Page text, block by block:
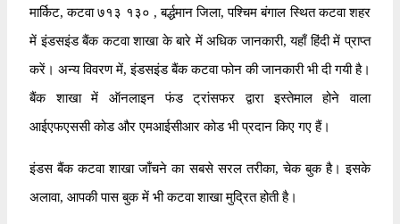
मार्किट, कटवा ७१३ १३० , बर्द्धमान जिला, पश्चिम बंगाल स्थित कटवा शहर
में इंडसइंड बैंक कटवा शाखा के बारे में अधिक जानकारी, यहाँ हिंदी में प्राप्त
करें। अन्य विवरण में, इंडसइंड बैंक कटवा फोन की जानकारी भी दी गयी है।
बैंक शाखा में ऑनलाइन फंड ट्रांसफर द्वारा इस्तेमाल होने वाला
आईएफएससी कोड और एमआईसीआर कोड भी प्रदान किए गए हैं।
इंडस बैंक कटवा शाखा जाँचने का सबसे सरल तरीका, चेक बुक है। इसके
अलावा, आपकी पास बुक में भी कटवा शाखा मुद्रित होती है।